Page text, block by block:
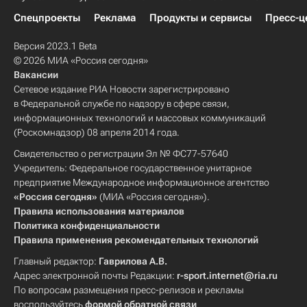
Спецпроекты
Реклама Продукты и сервисы Пресс-
Версия 2023.1 Beta
© 2026 МИА «Россия сегодня»
Вакансии
Сетевое издание РИА Новости зарегистрировано
в Федеральной службе по надзору в сфере связи,
информационных технологий и массовых коммуникаций
(Роскомнадзор) 08 апреля 2014 года.
Свидетельство о регистрации Эл № ФС77-57640
Учредитель: Федеральное государственное унитарное
предприятие Международное информационное агентство
«Россия сегодня» (МИА «Россия сегодня»).
Правила использования материалов
Политика конфиденциальности
Правила применения рекомендательных технологий
Главный редактор: Гаврилова А.В.
Адрес электронной почты Редакции: r-sport.internet@ria.ru
По вопросам размещения пресс-релизов и рекламы
воспользуйтесьформой обратной связи